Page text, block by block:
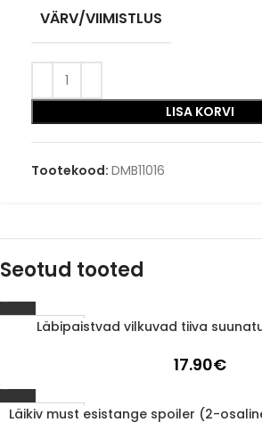
VÄRV/VIIMISTLUS
LISA KORVI
Tootekood: DMB11016
Seotud tooted
1-3 D.D.
Läbipaistvad vilkuvad tiiva
17.90€
1-3 D.D.
Läikiv must esistange spoiler (2-